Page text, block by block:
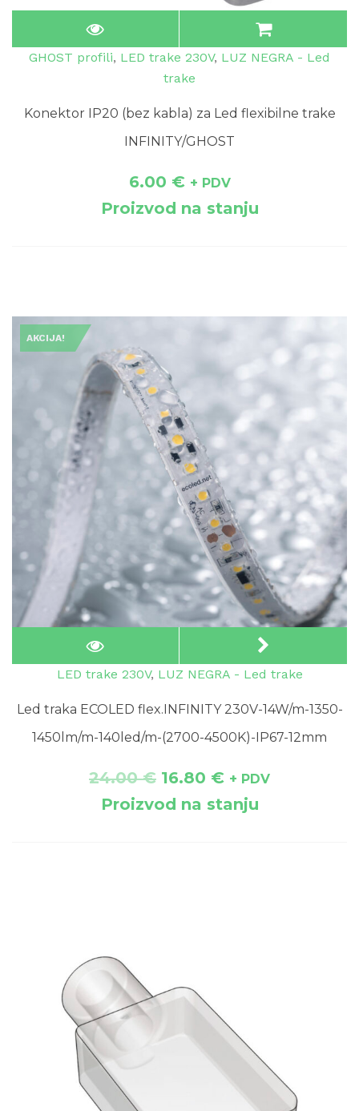
GHOST profili, LED trake 230V, LUZ NEGRA - Led
trake
Konektor IP20 (bez kabla) za Led flexibilne trake
INFINITY/GHOST
6.00 € + PDV
Proizvod na stanju
AKCIJA!
LED trake 230V, LUZ NEGRA - Led trake
Led traka ECOLED flex.INFINITY 230V-14W/m-1350-
1450lm/m-140led/m-(2700-4500K)-IP67-12mm
24.00€ 16.80 € + PDV
Proizvod na stanju